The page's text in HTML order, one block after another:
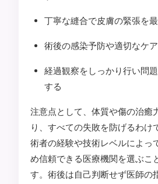
丁寧な縫合で皮膚の緊張を
術後の感染予防や適切なケ
経過観察をしっかり行い問
する
注意点として、体質や傷の治癒
り、すべての失敗を防げるわけ
術者の経験や技術レベルによっ
め信頼できる医療機関を選ぶこ
す。術後は自己判断せず医師の